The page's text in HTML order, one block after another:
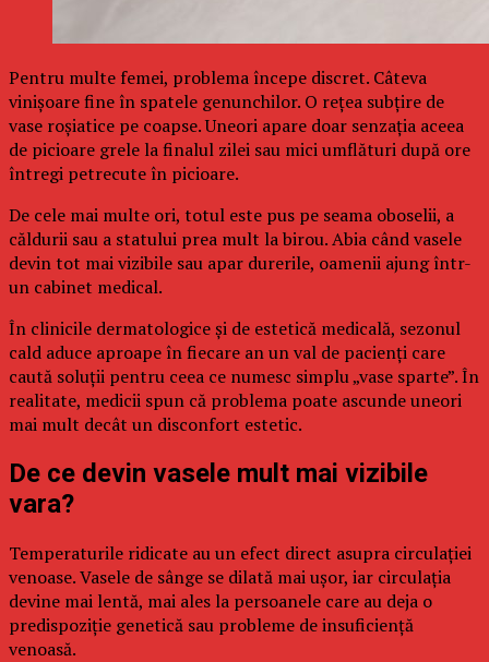
Pentru multe femei, problema începe discret. Câteva
vinișoare fine în spatele genunchilor. O rețea subțire de
vase roșiatice pe coapse. Uneori apare doar senzația aceea
de picioare grele la finalul zilei sau mici umflături după ore
întregi petrecute în picioare.
De cele mai multe ori, totul este pus pe seama oboselii, a
căldurii sau a statului prea mult la birou. Abia când vasele
devin tot mai vizibile sau apar durerile, oamenii ajung într-
un cabinet medical.
În clinicile dermatologice și de estetică medicală, sezonul
cald aduce aproape în fiecare an un val de pacienți care
caută soluții pentru ceea ce numesc simplu „vase sparte”. În
realitate, medicii spun că problema poate ascunde uneori
mai mult decât un disconfort estetic.
De ce devin vasele mult mai vizibile
vara?
Temperaturile ridicate au un efect direct asupra circulației
venoase. Vasele de sânge se dilată mai ușor, iar circulația
devine mai lentă, mai ales la persoanele care au deja o
predispoziție genetică sau probleme de insuficiență
venoasă.